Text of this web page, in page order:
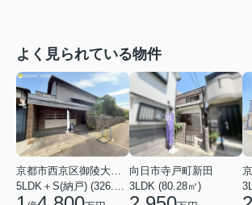
よく見られている物件
京都市西京区御陵大枝山町２丁目
5LDK＋S(納戸) (326.54㎡)
向日市寺戸町新田
3LDK (80.28㎡)